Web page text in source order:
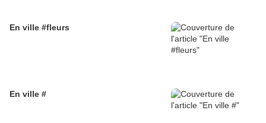
En ville #fleurs
En ville #